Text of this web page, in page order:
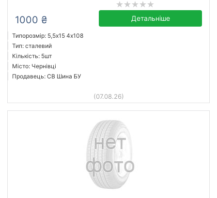
1000 ₴ Детальніше
Типорозмір: 5,5x15 4х108
Тип: сталевий
Кількість: 5шт
Місто: Чернівці
Продавець: СВ Шина БУ
(07.08.26)